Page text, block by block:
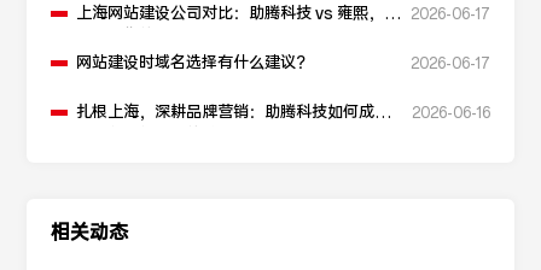
上海网站建设公司对比：助腾科技 vs 雍熙，如
2026-06-17
网站建设时域名选择有什么建议？ 2026-06-17
扎根上海，深耕品牌营销：助腾科技如何成为
2026-06-16
相关动态